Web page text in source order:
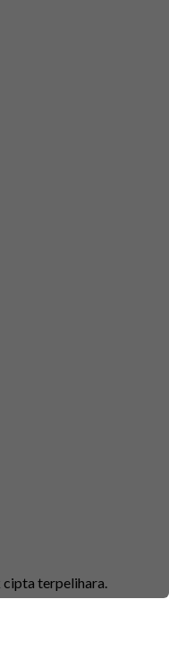
terpelihara.